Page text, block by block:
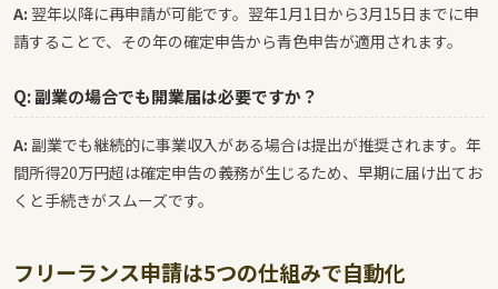
A: 翌年以降に再申請が可能です。翌年1月1日から3月15日までに申
請することで、その年の確定申告から青色申告が適用されます。
Q: 副業の場合でも開業届は必要ですか？
A: 副業でも継続的に事業収入がある場合は提出が推奨されます。年
間所得20万円超は確定申告の義務が生じるため、早期に届け出てお
くと手続きがスムーズです。
フリーランス申請は5つの仕組みで自動化